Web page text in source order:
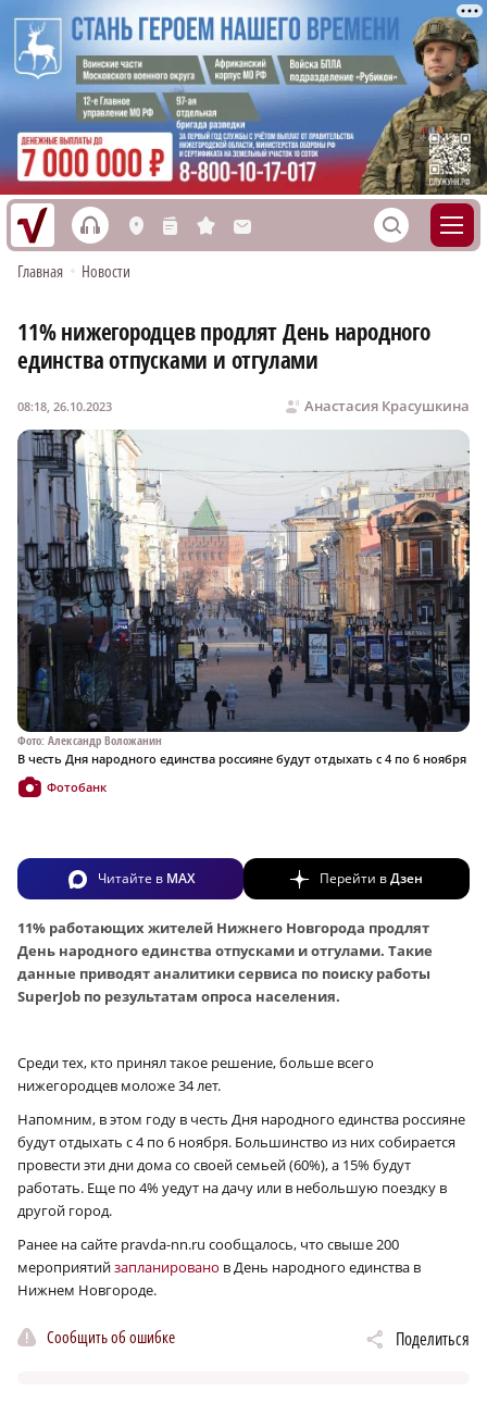
h L n s M S
Главная • Новости
11% нижегородцев продлят День народного
единства отпусками и отгулами
Анастасия Красушкина
08:18, 26.10.2023
Фото: Александр Воложанин
В честь Дня народного единства россияне будут отдыхать с 4 по 6 ноября
Фотобанк
Читайте в MAX Перейти вДзен
11% работающих жителей Нижнего Новгорода продлят
День народного единства отпусками и отгулами. Такие
данные приводят аналитики сервиса по поиску работы
SuperJob по результатам опроса населения.
Среди тех, кто принял такое решение, больше всего
нижегородцев моложе 34 лет.
Напомним, в этом году в честь Дня народного единства россияне
будут отдыхать с 4 по 6 ноября. Большинство из них собирается
провести эти дни дома со своей семьей (60%), а 15% будут
работать. Еще по 4% уедут на дачу или в небольшую поездку в
другой город.
Ранее на сайте pravda-nn.ru сообщалось, что свыше 200
мероприятийзапланировано в День народного единства в
Нижнем Новгороде.
Сообщить об ошибке Поделиться